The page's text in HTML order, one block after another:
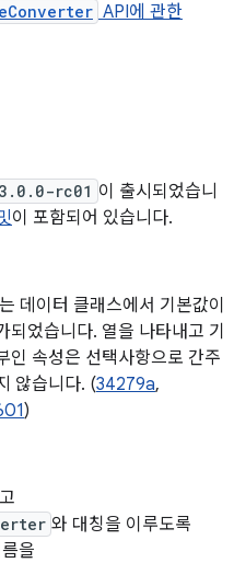
API에 관한
rc01 이 출시되었습니
이 포함되어 있습니다.
데이터 클래스에서 기본값이
되었습니다. 열을 나타내고 기
인 속성은 선택사항으로 간주
않습니다. (34279a,
)
와 대칭을 이루도록
을